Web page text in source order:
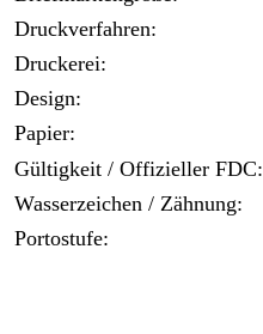
Druckverfahren:
Druckerei:
Design:
Papier:
Gültigkeit / Offizieller FDC:
Wasserzeichen / Zähnung:
Portostufe: